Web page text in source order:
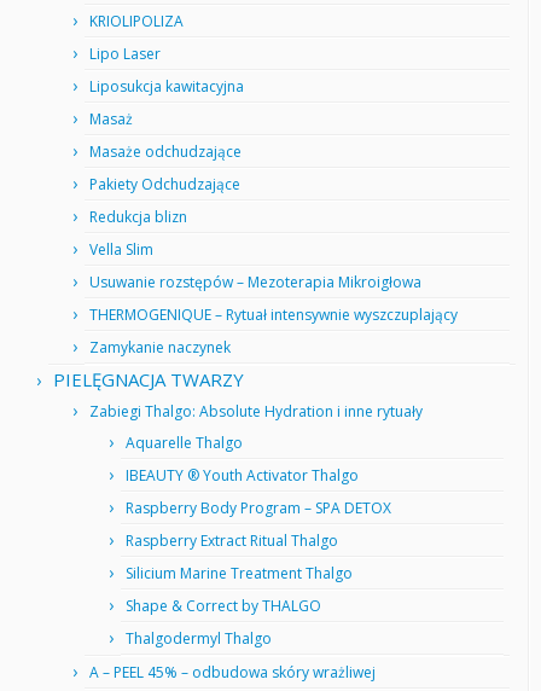
KRIOLIPOLIZA
Lipo Laser
Liposukcja kawitacyjna
Masaż
Masaże odchudzające
Pakiety Odchudzające
Redukcja blizn
Vella Slim
Usuwanie rozstępów – Mezoterapia Mikroigłowa
THERMOGENIQUE – Rytuał intensywnie wyszczuplający
Zamykanie naczynek
PIELĘGNACJA TWARZY
Zabiegi Thalgo: Absolute Hydration i inne rytuały
Aquarelle Thalgo
IBEAUTY ® Youth Activator Thalgo
Raspberry Body Program – SPA DETOX
Raspberry Extract Ritual Thalgo
Silicium Marine Treatment Thalgo
Shape & Correct by THALGO
Thalgodermyl Thalgo
A – PEEL 45% – odbudowa skóry wrażliwej